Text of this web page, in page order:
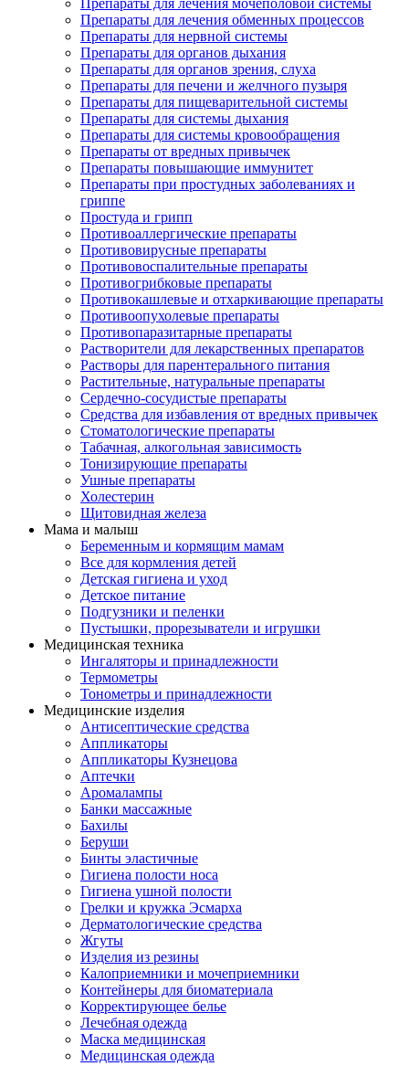
Препараты для лечения мочеполовой системы
Препараты для лечения обменных процессов
Препараты для нервной системы
Препараты для органов дыхания
Препараты для органов зрения, слуха
Препараты для печени и желчного пузыря
Препараты для пищеварительной системы
Препараты для системы дыхания
Препараты для системы кровообращения
Препараты от вредных привычек
Препараты повышающие иммунитет
Препараты при простудных заболеваниях и
гриппе
Простуда и грипп
Противоаллергические препараты
Противовирусные препараты
Противовоспалительные препараты
Противогрибковые препараты
Противокашлевые и отхаркивающие препараты
Противоопухолевые препараты
Противопаразитарные препараты
Растворители для лекарственных препаратов
Растворы для парентерального питания
Растительные, натуральные препараты
Сердечно-сосудистые препараты
Средства для избавления от вредных привычек
Стоматологические препараты
Табачная, алкогольная зависимость
Тонизирующие препараты
Ушные препараты
Холестерин
Щитовидная железа
Мама и малыш
Беременным и кормящим мамам
Все для кормления детей
Детская гигиена и уход
Детское питание
Подгузники и пеленки
Пустышки, прорезыватели и игрушки
Медицинская техника
Ингаляторы и принадлежности
Термометры
Тонометры и принадлежности
Медицинские изделия
Антисептические средства
Аппликаторы
Аппликаторы Кузнецова
Аптечки
Аромалампы
Банки массажные
Бахилы
Беруши
Бинты эластичные
Гигиена полости носа
Гигиена ушной полости
Грелки и кружка Эсмарха
Дерматологические средства
Жгуты
Изделия из резины
Калоприемники и мочеприемники
Контейнеры для биоматериала
Корректирующее белье
Лечебная одежда
Маска медицинская
Медицинская одежда